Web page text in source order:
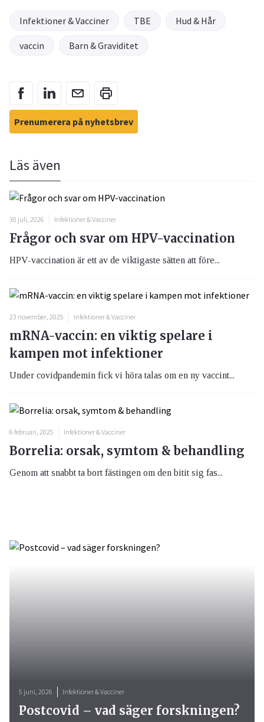
Infektioner & Vacciner TBE Hud & Hår
vaccin Barn & Graviditet
Prenumerera på nyhetsbrev
Läs även
30 juli, 2026 Infektioner & Vacciner
Frågor och svar om HPV-vaccination
HPV-vaccination är ett av de viktigaste sätten att före...
23 november, 2025 Infektioner & Vacciner
mRNA-vaccin: en viktig spelare i
kampen mot infektioner
Under covidpandemin fick vi höra talas om en ny vaccint...
6 februari, 2025 Infektioner & Vacciner
Borrelia: orsak, symtom & behandling
Genom att snabbt ta bort fästingen om den bitit sig fas...
5 juni, 2026 Infektioner & Vacciner
Postcovid – vad säger forskningen?